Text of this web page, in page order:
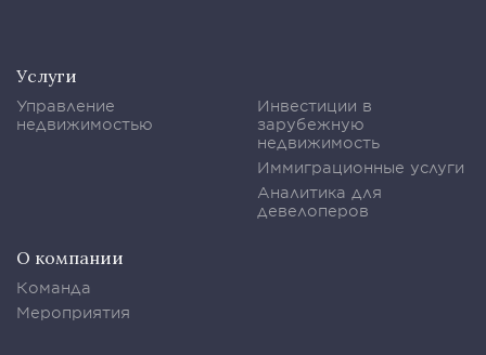
Услуги
Управление
недвижимостью
Инвестиции в
зарубежную
недвижимость
Иммиграционные услуги
Аналитика для
девелоперов
О компании
Команда
Мероприятия